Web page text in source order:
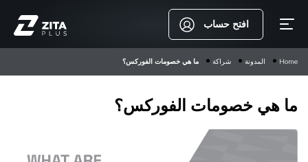
افتح حساب
Home المدونة شراكة ما هي خصومات الفوركس؟
ما هي خصومات الفوركس؟